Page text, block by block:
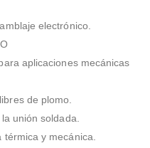
electrónico.
aplicaciones mecánicas
de plomo.
unión soldada.
y mecánica.